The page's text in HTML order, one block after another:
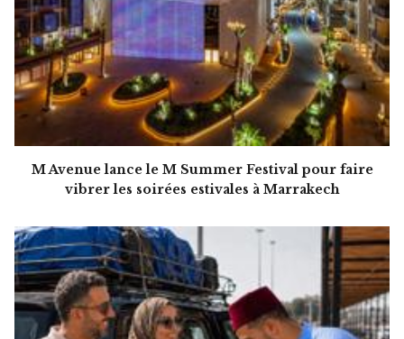
M Avenue lance le M Summer Festival pour faire
vibrer les soirées estivales à Marrakech